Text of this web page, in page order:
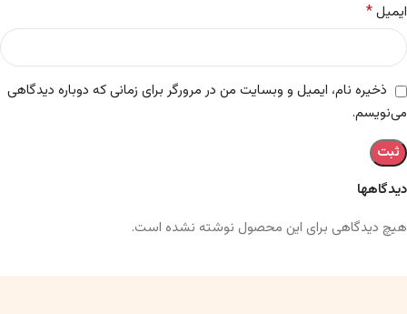
دیدگاهها
هیچ دیدگاهی برای این محصول نوشته نشده است.
ایمیل*
ذخیره نام، ایمیل و وبسایت من در مرورگر برای زمانی که دوباره دیدگاهی
می‌نویسم.